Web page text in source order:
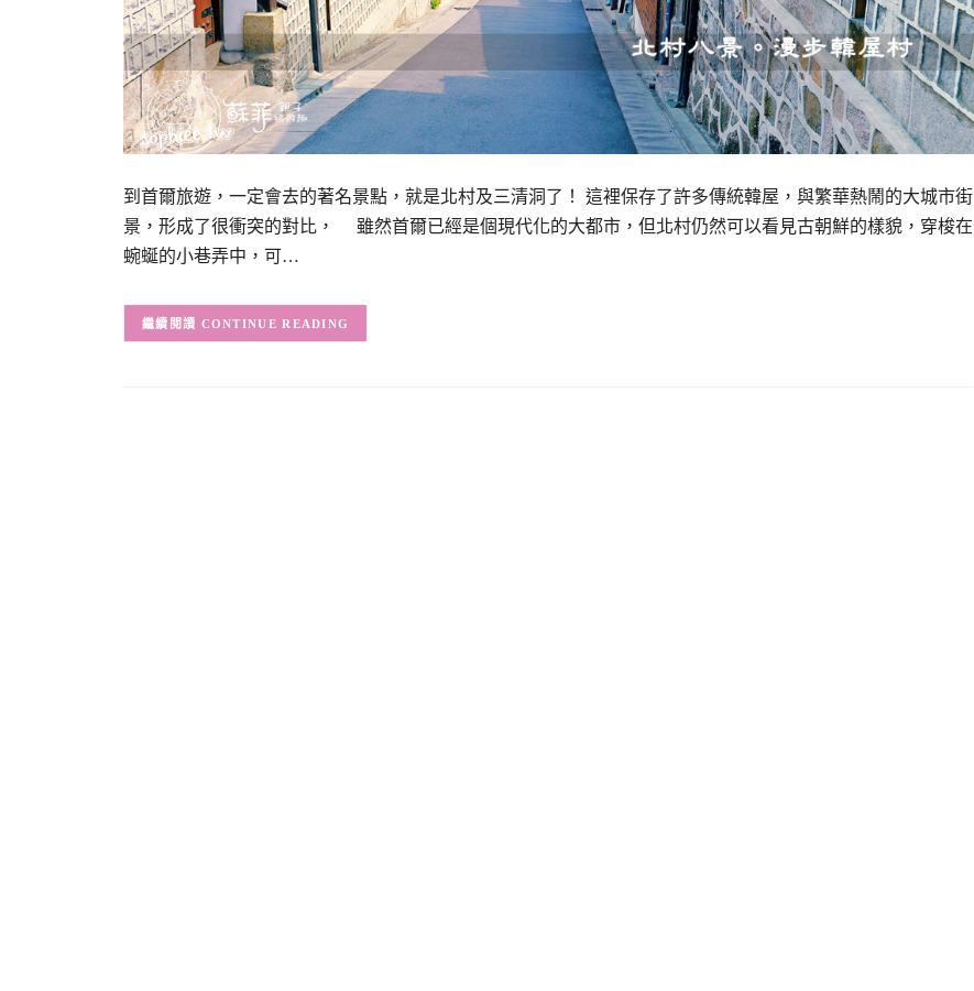
到首爾旅遊，一定會去的著名景點，就是北村及三清洞了！ 這裡保存了許多傳統韓屋，與繁華熱鬧的大城市街
景，形成了很衝突的對比， 雖然首爾已經是個現代化的大都市，但北村仍然可以看見古朝鮮的樣貌，穿梭在
蜿蜒的小巷弄中，可…
CONTINUE READING